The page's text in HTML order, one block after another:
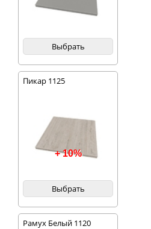
Выбрать
Пикар 1125
+ 10%
Выбрать
Рамух Белый 1120